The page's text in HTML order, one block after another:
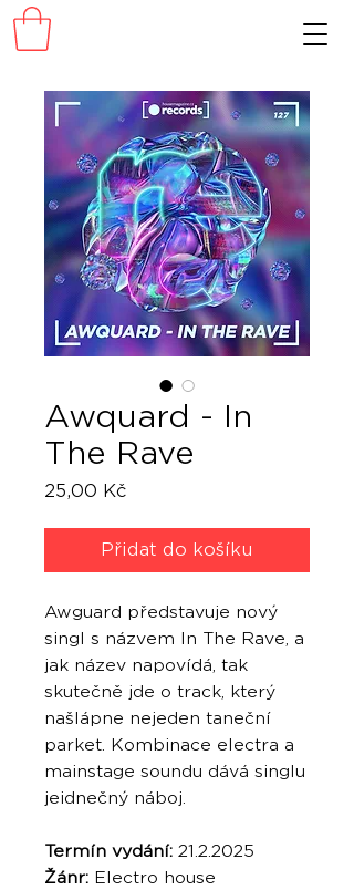
Awquard - In
The Rave
25,00 Kč
Přidat do košíku
Awguard představuje nový
singl s názvem In The Rave, a
jak název napovídá, tak
skutečně jde o track, který
našlápne nejeden taneční
parket. Kombinace electra a
mainstage soundu dává singlu
jeidnečný náboj.
Termín vydání: 21.2.2025
Žánr: Electro house